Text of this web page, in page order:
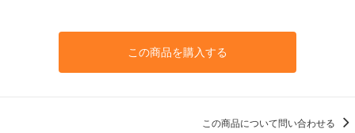
この商品を購入する
この商品について問い合わせる